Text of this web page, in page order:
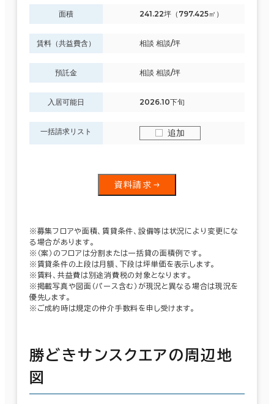
面積 241.22坪（797.425㎡）
賃料（共益費含） 相談 相談/坪
預託金 相談 相談/坪
入居可能日 2026.10下旬
一括請求リスト 追加
資料請求
※募集フロアや面積、賃貸条件、設備等は状況により変更にな
る場合があります。
※（案）のフロアは分割または一括貸の面積例です。
※賃貸条件の上段は月額、下段は坪単価を表示します。
※賃料、共益費は別途消費税の対象となります。
※掲載写真や図面（パース含む）が現況と異なる場合は現況を
優先します。
※ご成約時は規定の仲介手数料を申し受けます。
勝どきサンスクエアの周辺地
図